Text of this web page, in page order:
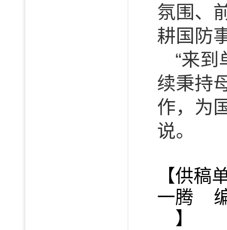
氛围、
耕国防
“来
续秉持
作，为
说。
【供
一腾
】